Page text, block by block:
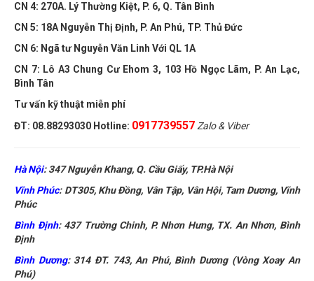
CN 4: 270A. Lý Thường Kiệt, P. 6, Q. Tân Bình
CN 5: 18A Nguyễn Thị Định, P. An Phú, TP. Thủ Đức
CN 6: Ngã tư Nguyễn Văn Linh Với QL 1A
CN 7: Lô A3 Chung Cư Ehom 3, 103 Hồ Ngọc Lãm, P. An Lạc,
Bình Tân
Tư vấn kỹ thuật miễn phí
ĐT: 08.88293030 Hotline: 0917739557Zalo & Viber
Hà Nội: 347 Nguyễn Khang, Q. Cầu Giấy, TP.Hà Nội
Vĩnh Phúc:DT305, Khu Đồng, Vân Tập, Vân Hội, Tam Dương, Vĩnh
Phúc
Bình Định:437 Trường Chinh, P. Nhơn Hưng, TX. An Nhơn, Bình
Định
Bình Dương: 314 ĐT. 743, An Phú, Bình Dương (Vòng Xoay An
Phú)